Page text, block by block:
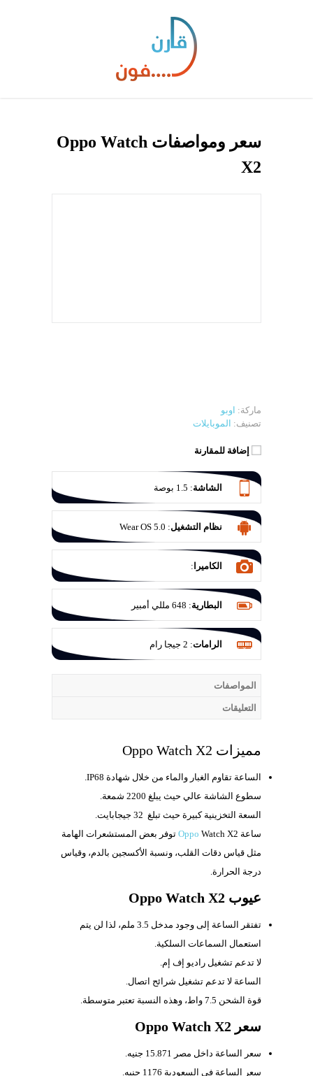
سعر ومواصفات Oppo Watch
X2
ماركة: اوبو
تصنيف: الموبايلات
إضافة للمقارنة
الشاشة: 1.5 بوصة
نظام التشغيل:
Wear OS 5.0
الكاميرا :
البطارية: 648 مللي أمبير
الرامات: 2 جيجا رام
المواصفات
التعليقات
مميزات Oppo Watch X2
الساعة تقاوم الغبار والماء من خلال شهادة IP68.
سطوع الشاشة عالي حيث يبلغ 2200 شمعة.
السعة التخزينية كبيرة حيث تبلغ
ساعة
OppoWatch X2 توفر بعض المستشعرات الهامة
مثل قياس دقات القلب، ونسبة الأكسجين بالدم، وقياس
درجة الحرارة.
عيوب Oppo Watch X2
تفتقر الساعة إلى وجود مدخل
3.5 ملم، لذا لن يتم
استعمال السماعات السلكية.
لا تدعم تشغيل راديو إف إم.
الساعة لا تدعم تشغيل شرائح اتصال.
قوة الشحن 7.5 واط، وهذه النسبة تعتبر متوسطة.
سعر Oppo Watch X2
سعر الساعة داخل مصر 15.871 جنيه.
سعر الساعة في السعودية 1176 جنيه.